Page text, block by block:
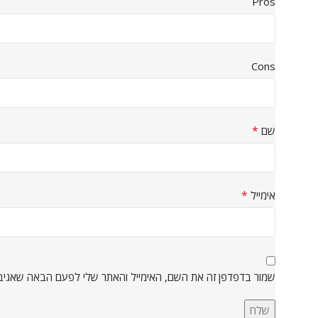
Cons
שם *
אימייל *
שמור בדפדפן זה את השם, האימייל והאתר שלי לפעם הבאה